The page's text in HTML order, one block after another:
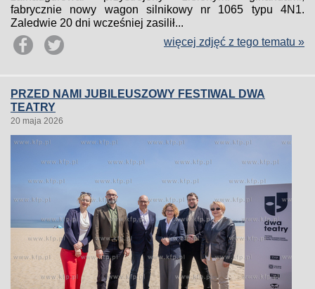
fabrycznie nowy wagon silnikowy nr 1065 typu 4N1.
Zaledwie 20 dni wcześniej zasilił...
więcej zdjęć z tego tematu »
PRZED NAMI JUBILEUSZOWY FESTIWAL DWA
TEATRY
20 maja 2026